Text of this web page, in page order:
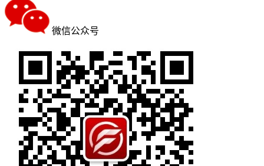
微信公众号